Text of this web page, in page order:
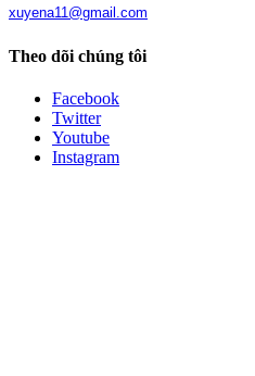
xuyena11@gmail.com
Theo dõi chúng tôi
Facebook
Twitter
Youtube
Instagram